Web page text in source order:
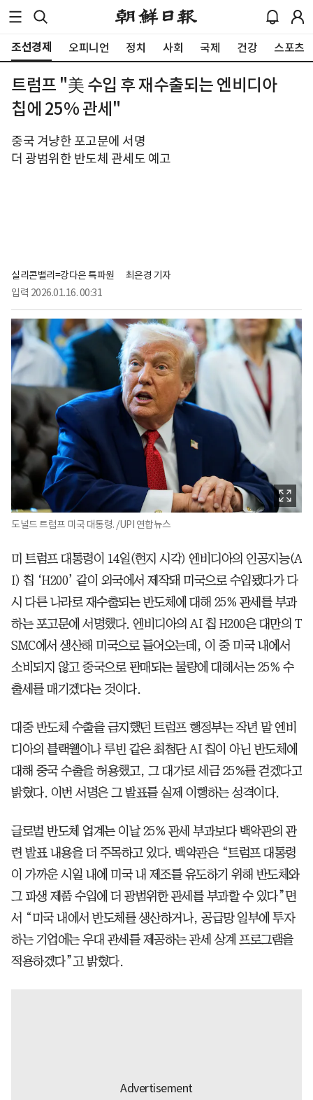
조선경제 오피니언 정치 사회 국제 건강 스포츠
트럼프 "美 수입 후 재수출되는 엔비디아
칩에 25% 관세"
중국 겨냥한 포고문에 서명
더 광범위한 반도체 관세도 예고
실리콘밸리=강다은 특파원
최은경 기자
입력 2026.01.16. 00:31
도널드 트럼프 미국 대통령. /UPI 연합뉴스
미 트럼프 대통령이 14일(현지 시각) 엔비디아의 인공지능(A
I) 칩 ‘H200’ 같이 외국에서 제작돼 미국으로 수입됐다가 다
시 다른 나라로 재수출되는 반도체에 대해 25% 관세를 부과
하는 포고문에 서명했다. 엔비디아의 AI 칩 H200은 대만의 T
SMC에서 생산해 미국으로 들어오는데, 이 중 미국 내에서
소비되지 않고 중국으로 판매되는 물량에 대해서는 25% 수
출세를 매기겠다는 것이다.
대중 반도체 수출을 금지했던 트럼프 행정부는 작년 말 엔비
디아의 블랙웰이나 루빈 같은 최첨단 AI 칩이 아닌 반도체에
대해 중국 수출을 허용했고, 그 대가로 세금 25%를 걷겠다고
밝혔다. 이번 서명은 그 발표를 실제 이행하는 성격이다.
글로벌 반도체 업계는 이날 25% 관세 부과보다 백악관의 관
련 발표 내용을 더 주목하고 있다. 백악관은 “트럼프 대통령
이 가까운 시일 내에 미국 내 제조를 유도하기 위해 반도체와
그 파생 제품 수입에 더 광범위한 관세를 부과할 수 있다”면
서 “미국 내에서 반도체를 생산하거나, 공급망 일부에 투자
하는 기업에는 우대 관세를 제공하는 관세 상계 프로그램을
적용하겠다”고 밝혔다.